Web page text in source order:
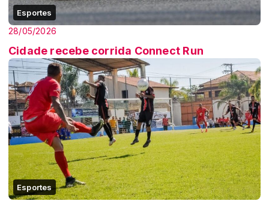
Esportes
28/05/2026
Cidade recebe corrida Connect Run
Esportes